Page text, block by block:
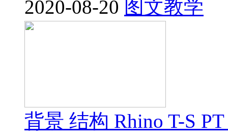
2020-08-20 图文教学
背景 结构 Rhino T-S